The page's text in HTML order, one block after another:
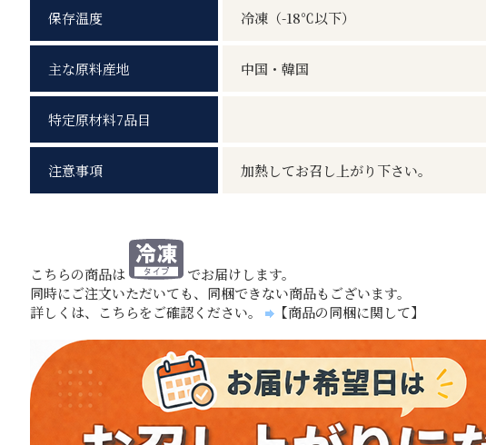
保存温度 冷凍（-18℃以下）
主な原料産地 中国・韓国
特定原材料7品目
注意事項 加熱してお召し上がり下さい。
こちらの商品は
でお届けします。
同時にご注文いただいても、同梱できない商品もございます。
詳しくは、こちらをご確認ください。
【商品の同梱に関して】